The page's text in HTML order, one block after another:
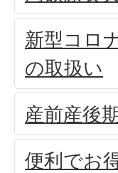
新型コロ
の取扱い
産前産後
便利でお